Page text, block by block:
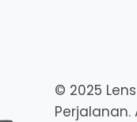
© 2025
Perjalanan.